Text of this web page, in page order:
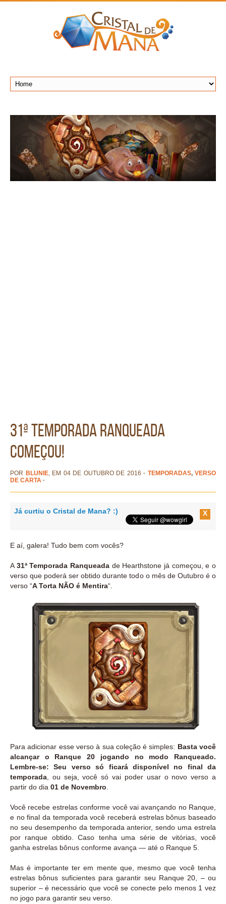
31ª Temporada Ranqueada
começou!
POR BLUNIE, EM 04 DE OUTUBRO DE 2016 · TEMPORADAS, VERSO
DE CARTA ·
Já curtiu o Cristal de Mana? :) X
E aí, galera! Tudo bem com vocês?
A31ª Temporada Ranqueada de Hearthstone já começou, e o
verso que poderá ser obtido durante todo o mês de Outubro é o
verso “A Torta NÃO é Mentira“.
Para adicionar esse verso à sua coleção é simples: Basta você
alcançar o Ranque 20 jogando no modo Ranqueado.
Lembre-se: Seu verso só ficará disponível no final da
temporada , ou seja, você só vai poder usar o novo verso a
partir do dia 01 de Novembro
Você recebe estrelas conforme você vai avançando no Ranque,
e no final da temporada você receberá estrelas bônus baseado
no seu desempenho da temporada anterior, sendo uma estrela
por ranque obtido. Caso tenha uma série de vitórias, você
ganha estrelas bônus conforme avança — até o Ranque 5.
Mas é importante ter em mente que, mesmo que você tenha
estrelas bônus suficientes para garantir seu Ranque 20, – ou
superior – é necessário que você se conecte pelo menos 1 vez
no jogo para garantir seu verso.